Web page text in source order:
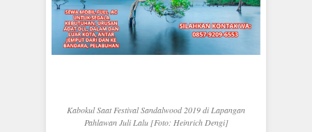
Kabokul Saat Festival Sandalwood 2019 di Lapangan
Pahlawan Juli Lalu [Foto: Heinrich Dengi]